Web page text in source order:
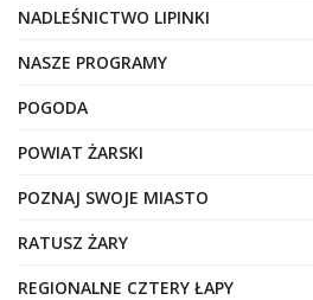
NADLEŚNICTWO LIPINKI
NASZE PROGRAMY
POGODA
POWIAT ŻARSKI
POZNAJ SWOJE MIASTO
RATUSZ ŻARY
REGIONALNE CZTERY ŁAPY